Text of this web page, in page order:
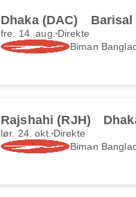
Dhaka (DAC) Barisal
fre. 14. aug. Direkte
Biman
Rajshahi (RJH)
lør. 24. okt. Direkte
Biman